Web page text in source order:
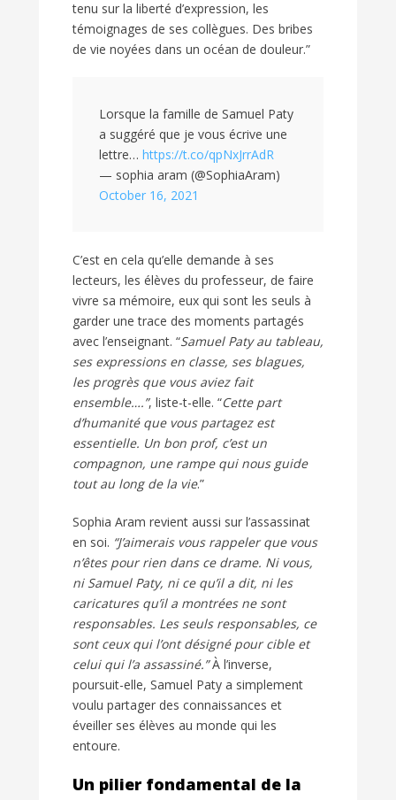
tenu sur la liberté d’expression, les
témoignages de ses collègues. Des bribes
de vie noyées dans un océan de douleur.”
Lorsque la famille de Samuel Paty
a suggéré que je vous écrive une
lettre… https://t.co/qpNxJrrAdR
— sophia aram (@SophiaAram)
October 16, 2021
C’est en cela qu’elle demande à ses
lecteurs, les élèves du professeur, de faire
vivre sa mémoire, eux qui sont les seuls à
garder une trace des moments partagés
avec l’enseignant. “Samuel Paty au tableau,
ses expressions en classe, ses blagues,
les progrès que vous aviez fait
ensemble….”, liste-t-elle. “Cette part
d’humanité que vous partagez est
essentielle. Un bon prof, c’est un
compagnon, une rampe qui nous guide
tout au long de la vie.”
Sophia Aram revient aussi sur l’assassinat
en soi. “J’aimerais vous rappeler que vous
n’êtes pour rien dans ce drame. Ni vous,
ni Samuel Paty, ni ce qu’il a dit, ni les
caricatures qu’il a montrées ne sont
responsables. Les seuls responsables, ce
sont ceux qui l’ont désigné pour cible et
celui qui l’a assassiné.”À l’inverse,
poursuit-elle, Samuel Paty a simplement
voulu partager des connaissances et
éveiller ses élèves au monde qui les
entoure.
Un pilier fondamental de la